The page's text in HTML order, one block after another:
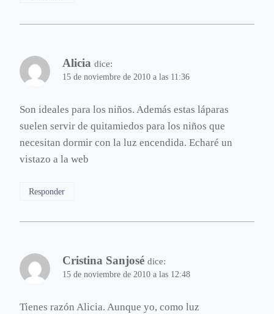
Alicia dice:
15 de noviembre de 2010 a las 11:36
Son ideales para los niños. Además estas láparas
suelen servir de quitamiedos para los niños que
necesitan dormir con la luz encendida. Echaré un
vistazo a la web
Responder
Cristina Sanjosé dice:
15 de noviembre de 2010 a las 12:48
Tienes razón Alicia. Aunque yo, como luz